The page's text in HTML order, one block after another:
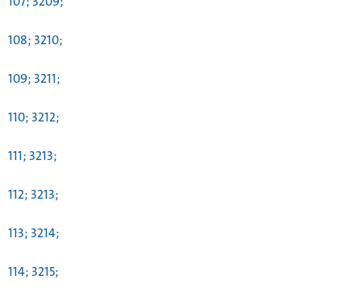
108; 3210;
109; 3211;
110; 3212;
111; 3213;
112; 3213;
113; 3214;
114; 3215;